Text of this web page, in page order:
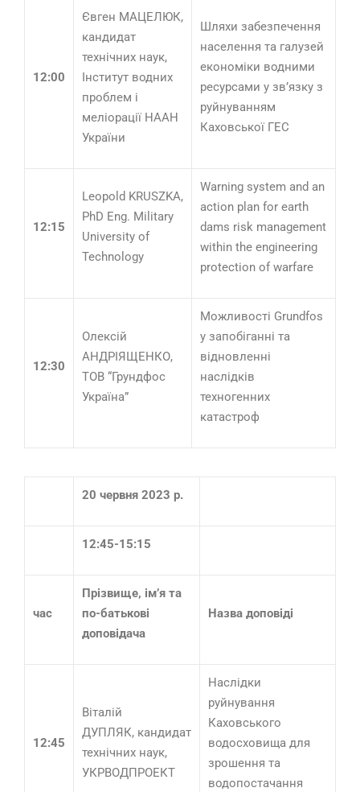
12:00
Євген МАЦЕЛЮК,
кандидат
технічних наук,
Інститут водних
проблем і
меліорації НААН
України
Шляхи забезпечення
населення та галузей
економіки водними
ресурсами у зв’язку з
руйнуванням
Каховської ГЕС
12:15
Leopold KRUSZKA,
PhD Eng. Military
University of
Technology
Warning system and an
action plan for earth
dams risk management
within the engineering
protection of warfare
12:30
Олексій
АНДРІЯЩЕНКО,
ТОВ “Грундфос
Україна”
Можливості Grundfos
у запобіганні та
відновленні
наслідків
техногенних
катастроф
20 червня 2023 р.
12:45-15:15
час
Прізвище, ім’я та
по-батькові
доповідача
Назва доповіді
12:45
Віталій
ДУПЛЯК, кандидат
технічних наук,
УКРВОДПРОЕКТ
Наслідки
руйнування
Каховського
водосховища для
зрошення та
водопостачання